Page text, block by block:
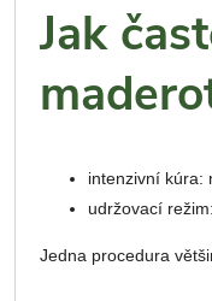
Jak
intenzivní kúra:
udržovací
Jedna procedura